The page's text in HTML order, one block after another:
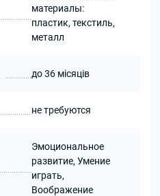
материалы:
пластик, текстиль,
металл
до 36 місяців
не требуются
Эмоциональное
развитие, Умение
играть,
Воображение